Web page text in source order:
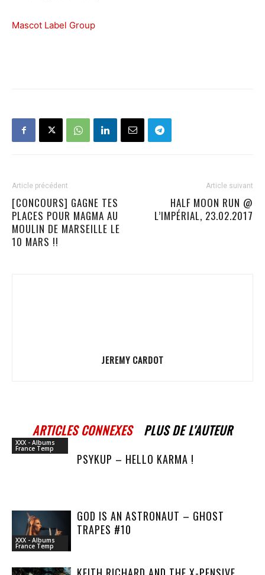
Mascot Label Group
Article précédent
[CONCOURS] GAGNE TES
PLACES POUR MAGMA AU
MOULIN DE MARSEILLE LE
10 MARS !!
Article suivant
HALF MOON RUN @
L’IMPÉRIAL, 23.02.2017
JEREMY CARDOT
ARTICLES CONNEXES PLUS DE L'AUTEUR
XXX - Albums
France Temp
PSYKUP – HELLO KARMA !
XXX - Albums
France Temp
GOD IS AN ASTRONAUT – GHOST
TRAPES #10